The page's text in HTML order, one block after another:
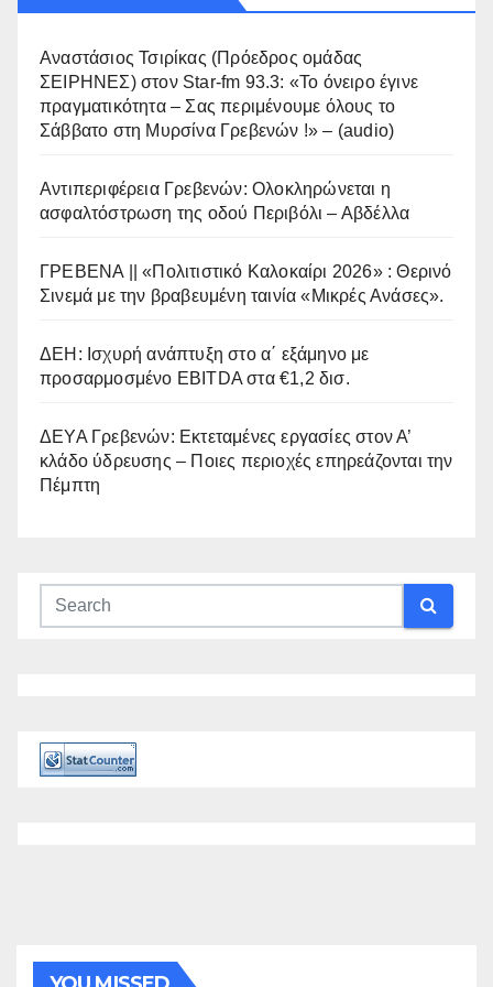
Αναστάσιος Τσιρίκας (Πρόεδρος ομάδας
ΣΕΙΡΗΝΕΣ) στον Star-fm 93.3: «Το όνειρο έγινε
πραγματικότητα – Σας περιμένουμε όλους το
Σάββατο στη Μυρσίνα Γρεβενών !» – (audio)
Αντιπεριφέρεια Γρεβενών: Ολοκληρώνεται η
ασφαλτόστρωση της οδού Περιβόλι – Αβδέλλα
ΓΡΕΒΕΝΑ || «Πολιτιστικό Καλοκαίρι 2026» : Θερινό
Σινεμά με την βραβευμένη ταινία «Μικρές Ανάσες».
ΔΕΗ: Ισχυρή ανάπτυξη στο α΄ εξάμηνο με
προσαρμοσμένο EBITDA στα €1,2 δισ.
ΔΕΥΑ Γρεβενών: Εκτεταμένες εργασίες στον Α’
κλάδο ύδρευσης – Ποιες περιοχές επηρεάζονται την
Πέμπτη